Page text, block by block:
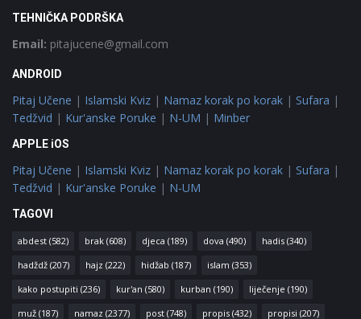
TEHNIČKA PODRŠKA
Email: pitajucene@gmail.com
ANDROID
Pitaj Učene | Islamski Kviz | Namaz korak po korak | Sufara |
Tedžvid | Kur'anske Poruke | N-UM | Minber
APPLE iOS
Pitaj Učene | Islamski Kviz | Namaz korak po korak | Sufara |
Tedžvid | Kur'anske Poruke | N-UM
TAGOVI
abdest (582) brak (608) djeca (189) dova (490) hadis (340)
hadždž (207) hajz (222) hidžab (187) islam (353)
kako postupiti (236) kur'an (580) kurban (190) liječenje (190)
muž (187) namaz (2377) post (748) propis (432) propisi (207)